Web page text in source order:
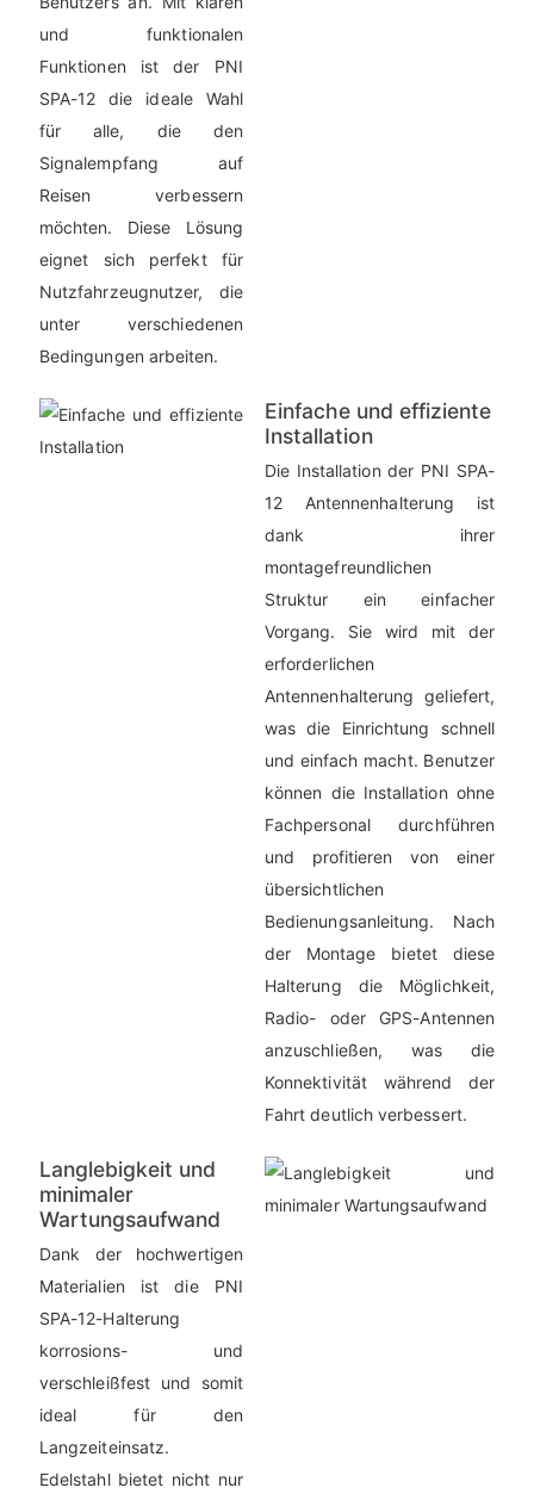
und funktionalen
Funktionen ist der PNI
SPA-12 die ideale Wahl
für alle, die den
Signalempfang auf
Reisen verbessern
möchten. Diese Lösung
eignet sich perfekt für
Nutzfahrzeugnutzer, die
unter verschiedenen
Bedingungen arbeiten.
Einfache und effiziente
Installation
Die Installation der PNI SPA-
12 Antennenhalterung ist
dank ihrer
montagefreundlichen
Struktur ein einfacher
Vorgang. Sie wird mit der
erforderlichen
Antennenhalterung geliefert,
was die Einrichtung schnell
und einfach macht. Benutzer
können die Installation ohne
Fachpersonal durchführen
und profitieren von einer
übersichtlichen
Bedienungsanleitung. Nach
der Montage bietet diese
Halterung die Möglichkeit,
Radio- oder GPS-Antennen
anzuschließen, was die
Konnektivität während der
Fahrt deutlich verbessert.
Langlebigkeit und
minimaler
Wartungsaufwand
Dank der hochwertigen
Materialien ist die PNI
SPA-12-Halterung
korrosions- und
verschleißfest und somit
ideal für den
Langzeiteinsatz.
Edelstahl bietet nicht nur